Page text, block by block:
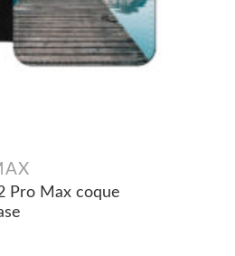
Pro Max coque